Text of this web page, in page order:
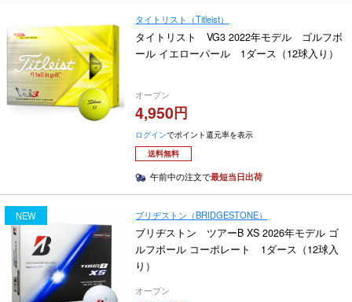
タイトリスト（Titleist）
タイトリスト VG3 2022年モデル ゴルフボ
ール イエローパール 1ダース（12球入り）
オープン
4,950
ログインでポイント還元率を表示
送料無料
午前中の注文で最短当日出荷
NEW ブリヂストン（BRIDGESTONE）
ブリヂストン ツアーB XS 2026年モデル ゴ
ルフボール コーポレート 1ダース（12球入
り）
オープン